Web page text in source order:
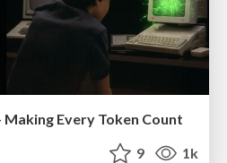
Every Token Count
9 1k